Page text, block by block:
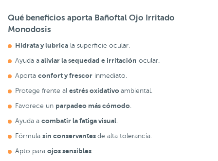
Qué beneficios aporta Bañoftal Ojo Irritado
Monodosis
Hidrata y lubrica la superficie ocular.
Ayuda a aliviar la sequedad e irritación ocular.
Aporta confort y frescor inmediato.
Protege frente al estrés oxidativo ambiental.
Favorece un parpadeo más cómodo
Ayuda a combatir la fatiga visual
Fórmula sin conservantes de alta tolerancia.
Apto para ojos sensibles